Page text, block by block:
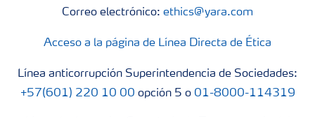
Correo electrónico: ethics@yara.com
Acceso a la página de Línea Directa de Ética
Línea anticorrupción Superintendencia de Sociedades:
+57(601) 220 10 00 opción 5 o 01-8000-114319